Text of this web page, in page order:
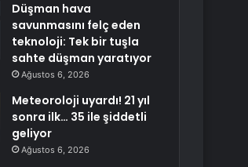
Düşman hava
savunmasını felç eden
teknoloji: Tek bir tuşla
sahte düşman yaratıyor
Ağustos 6, 2026
Meteoroloji uyardı! 21 yıl
sonra ilk… 35 ile şiddetli
geliyor
Ağustos 6, 2026